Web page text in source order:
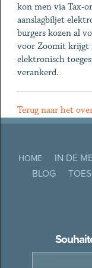
kon men via Tax-
aanslagbiljet
burgers kozen al
voor Zoomit krijgt
elektronisch
verankerd.
Terug naar het
HOME IN DE
BLOG